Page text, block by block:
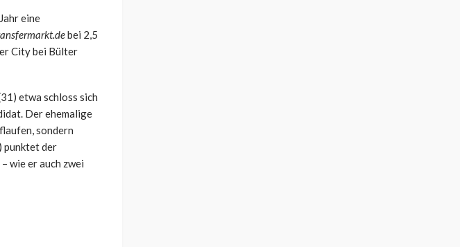
eine
bei 2,5
City bei Bülter
etwa schloss sich
Der ehemalige
sondern
punktet der
wie er auch zwei